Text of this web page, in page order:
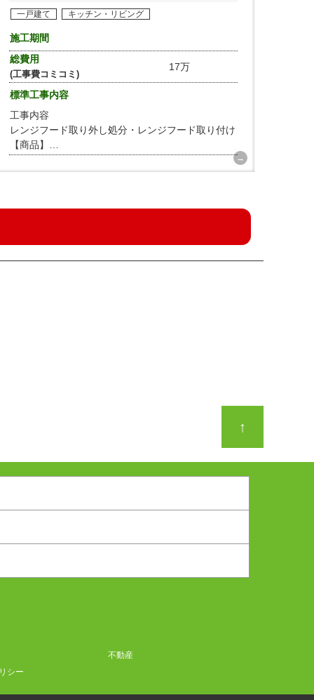
一戸建て キッチン・リビング
施工期間
総費用
(工事費コミコミ)
17万
標準工事内容
工事内容
レンジフード取り外し処分・レンジフード取り付け
【商品】
↑
シー
不動産